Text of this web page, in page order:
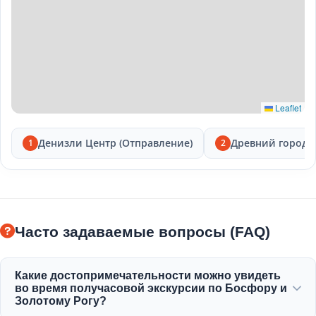
Leaflet
1 Денизли Центр (Отправление) 2 Древний город
Часто задаваемые вопросы (FAQ)
Какие достопримечательности можно увидеть
во время получасовой экскурсии по Босфору и
Золотому Рогу?